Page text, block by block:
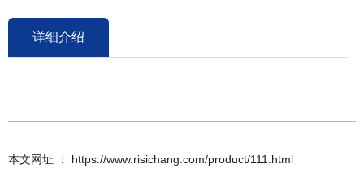
详细介绍
本文网址 ： https://www.risichang.com/product/111.html